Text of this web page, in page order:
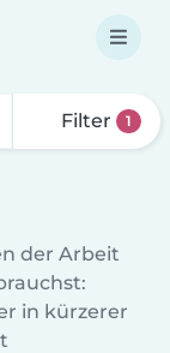
Filter 1
der Arbeit
in kürzerer